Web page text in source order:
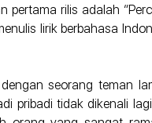
pertama rilis adalah
lirik berbahasa
seorang
pribadi tidak dikenali